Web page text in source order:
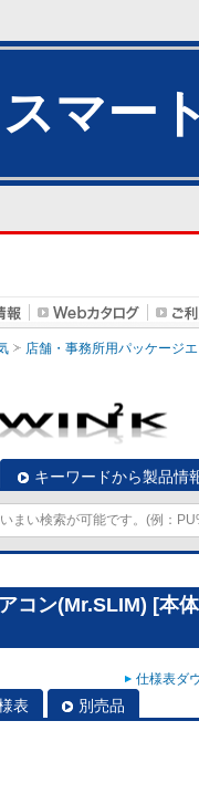
スマー
店舗・事務所用パッケージ
キーワードから製品情
コン(Mr.SLIM) [本
仕様表ダ
表 別売品